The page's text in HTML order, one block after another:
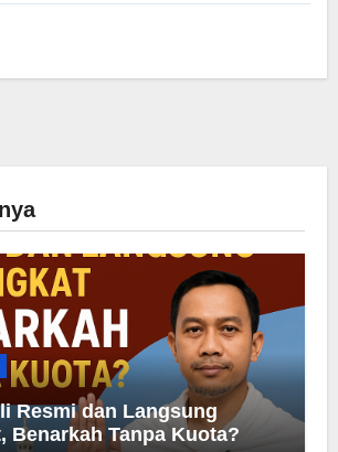
Resmi dan Langsung
Benarkah Tanpa Kuota?